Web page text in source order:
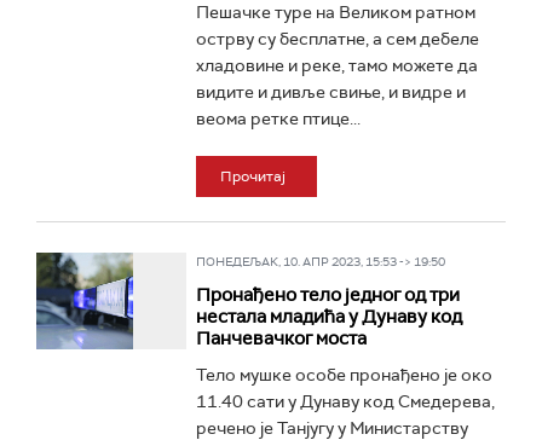
Пешачке туре на Великом ратном
острву су бесплатне, а сем дебеле
хладовине и реке, тамо можете да
видите и дивље свиње, и видре и
веома ретке птице...
Прочитај
ПОНЕДЕЉАК, 10. АПР 2023, 15:53 -> 19:50
Пронађено тело једног од три
нестала младића у Дунаву код
Панчевачког моста
Тело мушке особе пронађено је око
11.40 сати у Дунаву код Смедерева,
речено је Танјугу у Министарству